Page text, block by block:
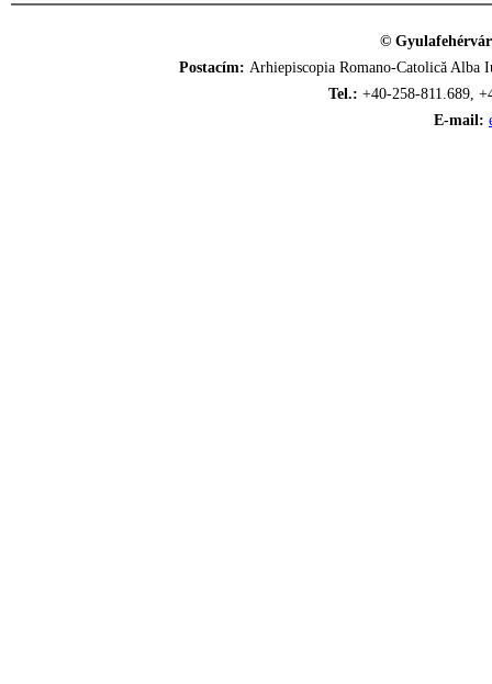
©
Postacím: Arhiepiscopia Romano-Catolică
Tel.: +40-258-811.689,
E-mail: